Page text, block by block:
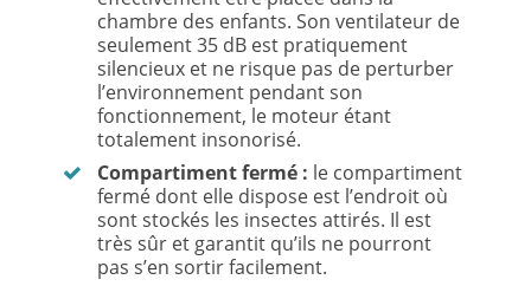
chambre des enfants. Son ventilateur de
seulement 35 dB est pratiquement
silencieux et ne risque pas de perturber
l’environnement pendant son
fonctionnement, le moteur étant
totalement insonorisé.
Compartiment fermé : le compartiment
fermé dont elle dispose est l’endroit où
sont stockés les insectes attirés. Il est
très sûr et garantit qu’ils ne pourront
pas s’en sortir facilement.